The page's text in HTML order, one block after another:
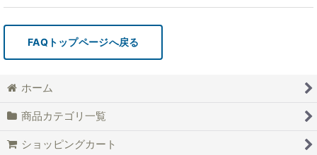
FAQトップページへ戻る
ホーム
商品カテゴリ一覧
ショッピングカート